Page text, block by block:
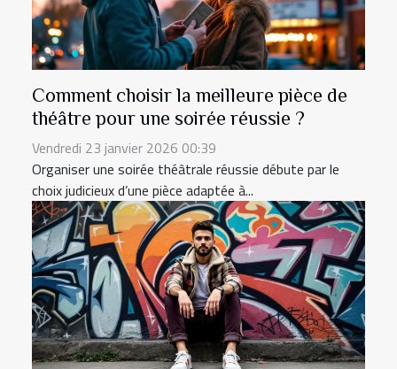
Comment choisir la meilleure pièce de
théâtre pour une soirée réussie ?
Vendredi 23 janvier 2026 00:39
Organiser une soirée théâtrale réussie débute par le
choix judicieux d’une pièce adaptée à...